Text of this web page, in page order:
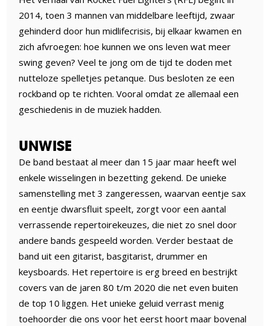
2014, toen 3 mannen van middelbare leeftijd, zwaar
gehinderd door hun midlifecrisis, bij elkaar kwamen en
zich afvroegen: hoe kunnen we ons leven wat meer
swing geven? Veel te jong om de tijd te doden met
nutteloze spelletjes petanque. Dus besloten ze een
rockband op te richten. Vooral omdat ze allemaal een
geschiedenis in de muziek hadden.
UNWISE
De band bestaat al meer dan 15 jaar maar heeft wel
enkele wisselingen in bezetting gekend. De unieke
samenstelling met 3 zangeressen, waarvan eentje sax
en eentje dwarsfluit speelt, zorgt voor een aantal
verrassende repertoirekeuzes, die niet zo snel door
andere bands gespeeld worden. Verder bestaat de
band uit een gitarist, basgitarist, drummer en
keysboards. Het repertoire is erg breed en bestrijkt
covers van de jaren 80 t/m 2020 die net even buiten
de top 10 liggen. Het unieke geluid verrast menig
toehoorder die ons voor het eerst hoort maar bovenal